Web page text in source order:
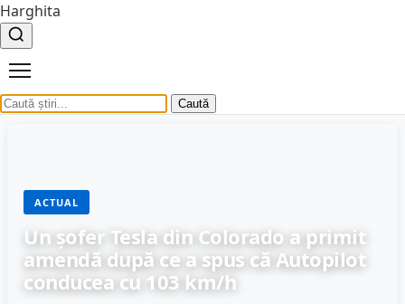
Harghita
Caută
ACTUAL
Un șofer Tesla din Colorado a primit
amendă după ce a spus că Autopilot
conducea cu 103 km/h